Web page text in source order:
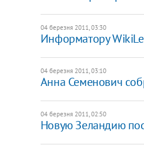
04 березня 2011, 03:30
Информатору
04 березня 2011, 03:10
Анна Семенович
04 березня 2011, 02:50
Новую Зеландию